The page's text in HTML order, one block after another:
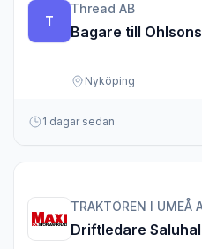
T
Thread AB
Bagare till
Nyköping
1 dagar sedan
TRAKTÖREN I UMEÅ
Driftledare